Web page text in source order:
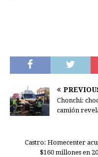
Chonchi:
camión
Castro: Homecenter
$160 millones en